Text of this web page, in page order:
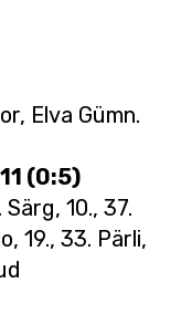
Elva Gümn.
(0:5)
10., 37.
19., 33. Pärli,